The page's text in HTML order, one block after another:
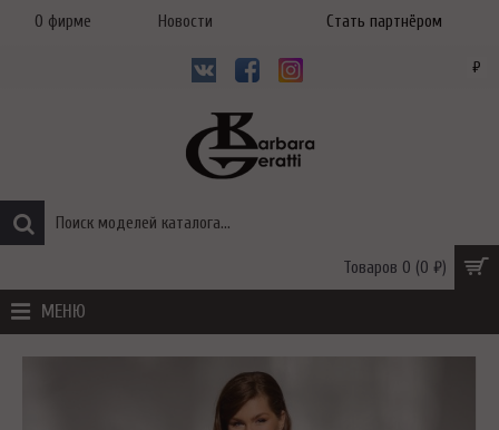
О фирме Новости Стать партнёром
₽
Товаров 0 (0 ₽)
МЕНЮ